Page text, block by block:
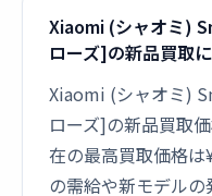
Xiaomi (シャオミ)
ローズ]の新品買取
Xiaomi (シャオミ)
ローズ]の新品買取
在の最高買取価格
の需給や新モデル